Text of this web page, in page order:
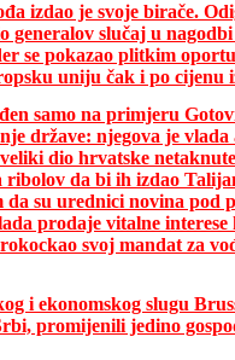
izdao je svoje birače.
generalov slučaj u
se pokazao plitkim
uniju čak i po cijenu
samo na primjeru
države: njegova je
dio hrvatske
ribolov da bi ih izdao
da su urednici novina
prodaje vitalne
svoj mandat za
i ekonomskog slugu
promijenili jedino